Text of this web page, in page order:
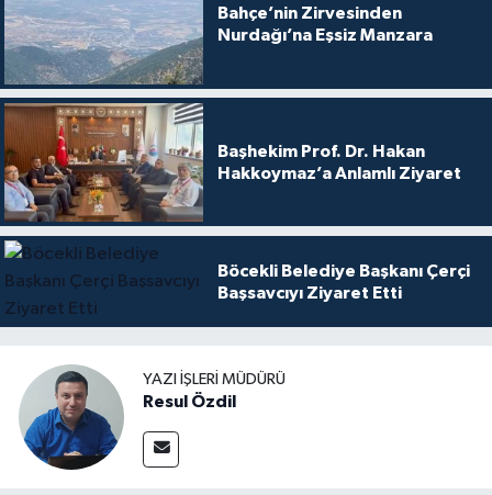
Bahçe’nin Zirvesinden
Nurdağı’na Eşsiz Manzara
Başhekim Prof. Dr. Hakan
Hakkoymaz’a Anlamlı Ziyaret
Böcekli Belediye Başkanı Çerçi
Başsavcıyı Ziyaret Etti
YAZI İŞLERI MÜDÜRÜ
Resul Özdil